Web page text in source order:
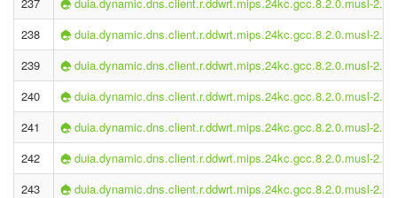
238
duia.dynamic.dns.client.r.ddwrt.mips.24kc.gcc.8.2.0.musl-
239
duia.dynamic.dns.client.r.ddwrt.mips.24kc.gcc.8.2.0.musl-
240
duia.dynamic.dns.client.r.ddwrt.mips.24kc.gcc.8.2.0.musl-
241
duia.dynamic.dns.client.r.ddwrt.mips.24kc.gcc.8.2.0.musl-
242
duia.dynamic.dns.client.r.ddwrt.mips.24kc.gcc.8.2.0.musl-
243
duia.dynamic.dns.client.r.ddwrt.mips.24kc.gcc.8.2.0.musl-